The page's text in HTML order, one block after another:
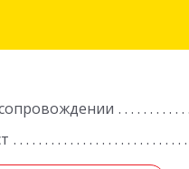
обл,